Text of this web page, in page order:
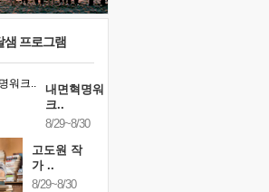
유년 시절의 부산 영도 바다
들
홀한 꽃들이여!
샘 프로그램
내면혁명워
크..
8/29~8/30
고도원 작
가 ..
8/29~8/30